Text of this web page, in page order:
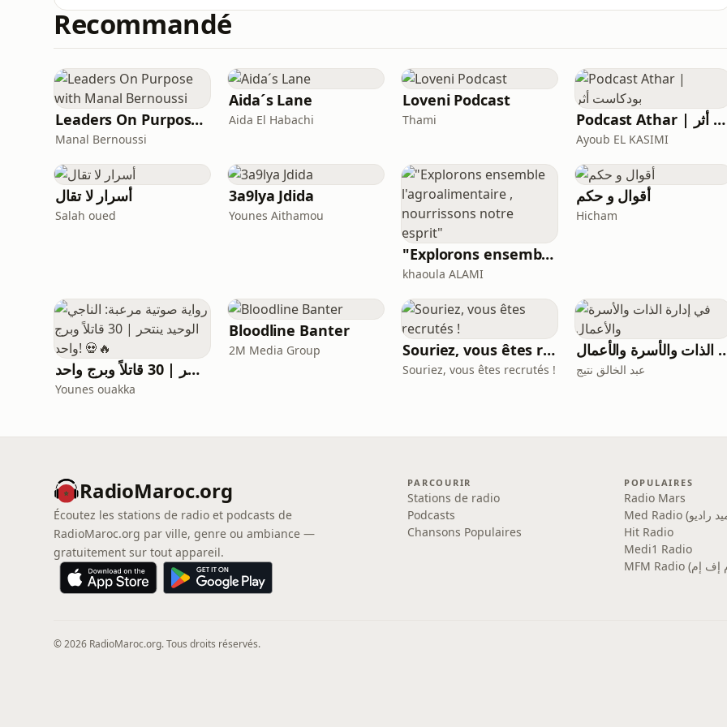
مقسم إلى أجزاء ليسهل عليك المتابعة من البداية للنهاية.🔑 هذا الكتاب الشهير من تأليف روبرت
Recommandé
Leaders On Purpose with Manal Bernoussi
Manal Bernoussi
Aida´s Lane
Aida El Habachi
Loveni Podcast
Thami Podcast Athar | بودكاست أثر
Ayoub EL KASIMI
أسرار لا تقال
Salah oued
3a9lya Jdida
Younes Aithamou
"Explorons ensemble l'agroalimentaire , nourrissons notre esprit"
khaoula ALAMI
أقوال و حكم
Hicham
رواية صوتية مرعبة: الناجي الوحيد ينتحر | 30 قاتلاً وبرج واحد! 💀🔥
Younes ouakka
Bloodline Banter
2M Media Group Souriez, vous êtes recrutés !
Souriez, vous êtes recrutés !
والأعمال
عبد الخالق نتيج
RadioMaroc.org
Écoutez les stations de radio et podcasts de
RadioMaroc.org par ville, genre ou ambiance —
gratuitement sur tout appareil.
PARCOURIR
Stations de radio
Podcasts
Chansons Populaires
POPULAIRES
Radio Mars
Hit Radio
Medi1 Radio
© 2026 RadioMaroc.org. Tous droits réservés.